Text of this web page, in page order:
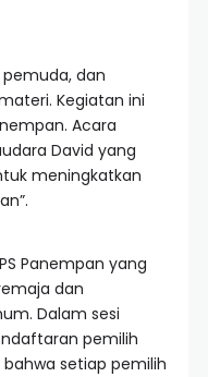
dan
Kegiatan ini
Acara
David yang
meningkatkan
Panempan yang
dan
Dalam sesi
pemilih
setiap pemilih